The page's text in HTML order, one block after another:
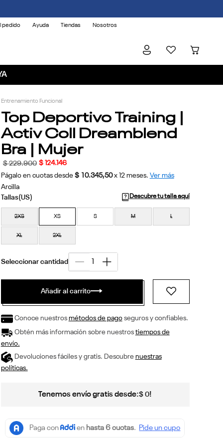
pedido Ayuda Tiendas Nosotros
Entrenamiento Funcional
Top Deportivo Training |
Activ Coll Dreamblend
Bra | Mujer
$ 229.900 $ 124.146
Págalo en cuotas desde $ 10.345,50 x 12meses. Ver más
Arcilla
Descubre tu talla aquí
2XS XS S M L
XL 2XL
Añadir al carrito
Conoce nuestros métodos de pagoseguros y confiables.
Obtén más información sobre nuestros tiempos de
envío.
Devoluciones fáciles y gratis. Descubre nuestras
políticas.
Tenemos envío gratis desde:$ 0!